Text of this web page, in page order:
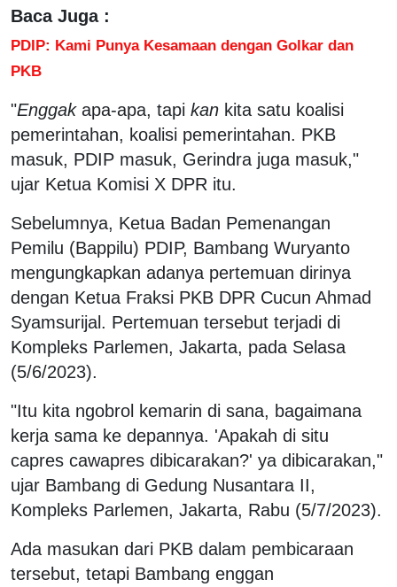
Baca Juga :
PDIP: Kami Punya Kesamaan dengan Golkar dan
PKB
"Enggakapa-apa, tapi kan kita satu koalisi
pemerintahan, koalisi pemerintahan. PKB
masuk, PDIP masuk, Gerindra juga masuk,"
ujar Ketua Komisi X DPR itu.
Sebelumnya, Ketua Badan Pemenangan
Pemilu (Bappilu) PDIP, Bambang Wuryanto
mengungkapkan adanya pertemuan dirinya
dengan Ketua Fraksi PKB DPR Cucun Ahmad
Syamsurijal. Pertemuan tersebut terjadi di
Kompleks Parlemen, Jakarta, pada Selasa
(5/6/2023).
"Itu kita ngobrol kemarin di sana, bagaimana
kerja sama ke depannya. 'Apakah di situ
capres cawapres dibicarakan?' ya dibicarakan,"
ujar Bambang di Gedung Nusantara II,
Kompleks Parlemen, Jakarta, Rabu (5/7/2023).
Ada masukan dari PKB dalam pembicaraan
tersebut, tetapi Bambang enggan